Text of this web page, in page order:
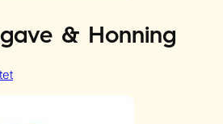
& Honning
: